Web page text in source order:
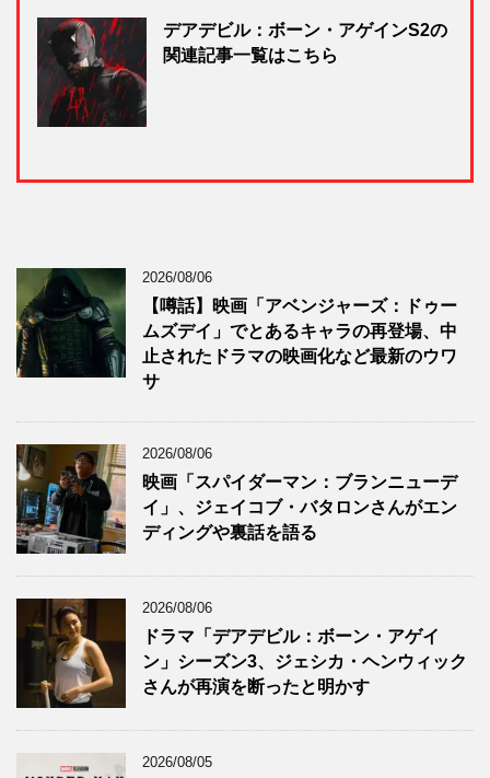
デアデビル：ボーン・アゲインS2の
関連記事一覧はこちら
2026/08/06
【噂話】映画「アベンジャーズ：ドゥー
ムズデイ」でとあるキャラの再登場、中
止されたドラマの映画化など最新のウワ
サ
2026/08/06
映画「スパイダーマン：ブランニューデ
イ」、ジェイコブ・バタロンさんがエン
ディングや裏話を語る
2026/08/06
ドラマ「デアデビル：ボーン・アゲイ
ン」シーズン3、ジェシカ・ヘンウィック
さんが再演を断ったと明かす
2026/08/05